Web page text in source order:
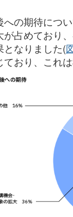
への期待につ
が占めており
となりました(
ており、これ